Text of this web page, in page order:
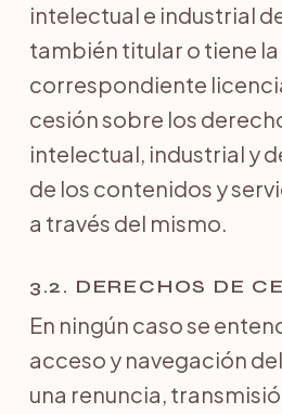
intelectual e industrial
también titular o tiene la
correspondiente
cesión sobre los
intelectual, industrial y
de los contenidos y
a través del mismo.
3.2. DERECHOS DE
En ningún caso se
acceso y navegación
una renuncia,